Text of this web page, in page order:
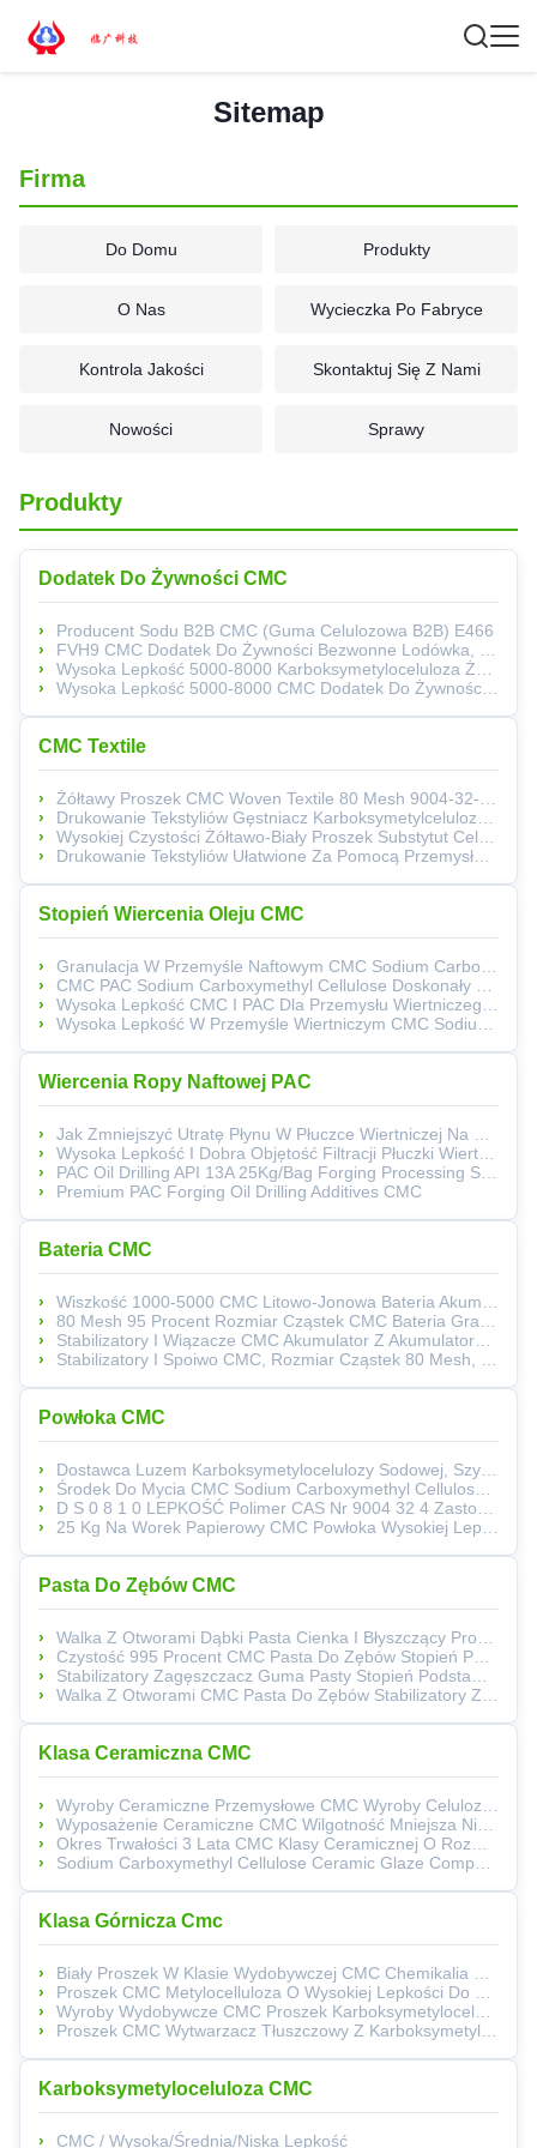
Sitemap
Firma
Do Domu Produkty
O Nas Wycieczka Po Fabryce
Kontrola Jakości Skontaktuj Się Z Nami
Nowości Sprawy
Produkty
Dodatek Do Żywności CMC
Producent Sodu B2B CMC (Guma Celulozowa B2B) E466
FVH9 CMC Dodatek Do Żywności Bezwonne Lodówka, Zagęszczacz ≤ 10,0% Wilgoć
Wysoka Lepkość 5000-8000 Karboksymetyloceluloza Żywność Biały Do Kremowego Roztwór Proszku Do Zastosowań W Przemyśle Spożywczym
Wysoka Lepkość 5000-8000 CMC Dodatek Do Żywności Stabilizator Proszku Białego Do Śmietany Stosowany W Piekarni, Mleczarni I Napojach
CMC Textile
Żółtawy Proszek CMC Woven Textile 80 Mesh 9004-32-4 Numer CAS
Drukowanie Tekstyliów Gęstniacz Karboksymetylceluloza Sodowa CMC
Wysokiej Czystości Żółtawo-Biały Proszek Substytut Celulozy Dla Przemysłu Włókienniczego TP3000
Drukowanie Tekstyliów Ułatwione Za Pomocą Przemysłowego Tłuszcza Dodatków CMC TP1000
Stopień Wiercenia Oleju CMC
Granulacja W Przemyśle Naftowym CMC Sodium Carboxymethly Cellulose PAC
CMC PAC Sodium Carboxymethyl Cellulose Doskonały Wybór Do Granulacji Wierceń Naftowych
Wysoka Lepkość CMC I PAC Dla Przemysłu Wiertniczego Czystość ≥ 99%
Wysoka Lepkość W Przemyśle Wiertniczym CMC Sodium Carboxymethly Cellulose PAC
Wiercenia Ropy Naftowej PAC
Jak Zmniejszyć Utratę Płynu W Płuczce Wiertniczej Na Bazie Wody Klasy API 13A CMC/PAC Do Płuczek Wiertniczych
Wysoka Lepkość I Dobra Objętość Filtracji Płuczki Wiertniczej
PAC Oil Drilling API 13A 25Kg/Bag Forging Processing Standard Paper Bagged
Premium PAC Forging Oil Drilling Additives CMC
Bateria CMC
Wiszkość 1000-5000 CMC Litowo-Jonowa Bateria Akumulacyjna Idealna Do Przenośnych Urządzeń Medycznych I Zasilania Awaryjnego
80 Mesh 95 Procent Rozmiar Cząstek CMC Bateria Grafit Anodę Silikon Stabilizatory Anodę Węglową Wiązacz Oferujący Wydajność
Stabilizatory I Wiązacze CMC Akumulator Z Akumulatorem Do Urządzeń Komunikacyjnych I Taktycznych
Stabilizatory I Spoiwo CMC, Rozmiar Cząstek 80 Mesh, 95 Procent, Odpowiednie Do Zastosowań Przemysłowych I Wydajności
Powłoka CMC
Dostawca Luzem Karboksymetylocelulozy Sodowej, Szybko Rozpuszczalny W Zimnej Wodzie
Środek Do Mycia CMC Sodium Carboxymethyl Cellulose Thickener For Sale
D S 0 8 1 0 LEPKOŚĆ Polimer CAS Nr 9004 32 4 Zastosowania Przemysłowe Rozwiązania Chemiczne Dla Procesów Produkcyjnych
25 Kg Na Worek Papierowy CMC Powłoka Wysokiej Lepkości Stopień Chemiczny Pomocniczy Idealny Dla Przemysłu Papieru Tekstylowego I Kleju
Pasta Do Zębów CMC
Walka Z Otworami Dąbki Pasta Cienka I Błyszczący Produkt Z Stopniem Zastąpienia ≥ 0,8 Zapewniając Opiekę Stomatologiczną I Gładkie Błyszczące Wykończenie
Czystość 995 Procent CMC Pasta Do Zębów Stopień Podstawienia 08 Całkowicie Rozpuszczalny W Wodzie Składnik Do Produkcji Past Do Zębów I Higieny Jamy Ustnej
Stabilizatory Zagęszczacz Guma Pasty Stopień Podstawienia Co Najmniej 0,8 Zoptymalizowany W Złożonych Systemach Formulacji
Walka Z Otworami CMC Pasta Do Zębów Stabilizatory Zgrubniacz Cas Nr 9004 32 4 Składnik Dla Przemysłu Stomatologicznego I Rozwiązań Zdrowotnych Jamy Ustnej
Klasa Ceramiczna CMC
Wyroby Ceramiczne Przemysłowe CMC Wyroby Celulozowe Karboksymetylnatrium
Wyposażenie Ceramiczne CMC Wilgotność Mniejsza Niż Lub Równa 10 Procent Ciało Ceramiczne O Niskiej Zawartości Sodu Poniżej 0 Punkt 5 Procent Dla Procesów Produkcyjnych
Okres Trwałości 3 Lata CMC Klasy Ceramicznej O Rozmiarze Cząstek 99 Procent Przejścia 80 Siatki Wykonane Z Bawełny Linter I Drewnianej Celulozy Do Ceramiki
Sodium Carboxymethyl Cellulose Ceramic Glaze Compound 99 Percent Pass 80 Mesh Particle Size Używany W Produkcji Ceramiki
Klasa Górnicza Cmc
Biały Proszek W Klasie Wydobywczej CMC Chemikalia Przemysłowa CMC Wysokiej Lepkości
Proszek CMC Metylocelluloza O Wysokiej Lepkości Do Procesu Wydobywczego Na Wodzie
Wyroby Wydobywcze CMC Proszek Karboksymetylocelulozowy O Wysokiej Lepkości
Proszek CMC Wytwarzacz Tłuszczowy Z Karboksymetylowej Celulozy
Karboksymetyloceluloza CMC
CMC / Wysoka/Średnia/Niska Lepkość